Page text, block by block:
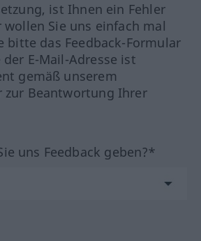
ist Ihnen ein Fehler
Sie uns einfach mal
bitte das Feedback-Formular
E-Mail-Adresse ist
gemäß unserem
zur Beantwortung Ihrer
uns Feedback geben?*